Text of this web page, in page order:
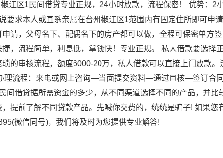
江区1民间借贷专业正规，24小时放款，流程保密！ 优势：2
要求本人或直系亲属在台州椒江区1范围内有固定住所即可申
请，父母名下、配偶名下的房产都可以做，全程可保密单方
，流程简单，利息低，拿钱快！专业正规。 私人借款要选择
的审核流程，额度6000-20万，私人借款可以直接上门放款
理流程：来电或网上咨询—当面提交资料—通过审核—签订合
间借贷据所需资金的多少，从不同渠道选择不同的产品，并比
提前了解不同贷款产品。先喊你交费的，统统是骗子! 如果您
微信同号)，我们将及时为您提供专业解答!